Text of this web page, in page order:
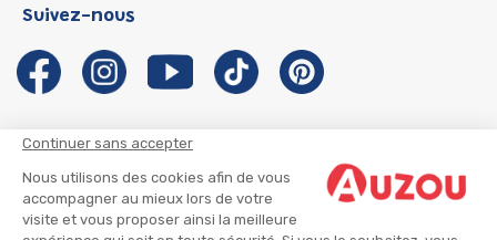
Continuer sans accepter
Nous utilisons des cookies afin de vous
accompagner au mieux lors de votre
visite et vous proposer ainsi la meilleure
Les Influenceuses
Migali
Petite Taupe
Notre histoire
Auzou s'engage
Auteurs et illustrateurs Auzou
Suivre mon colis
Infos consommateur
Suivez-nous
CGU
CGV